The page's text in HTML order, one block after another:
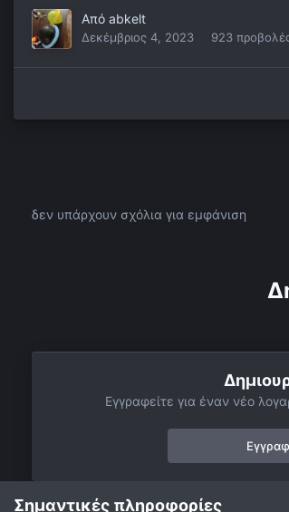
Από abkelt
Δεκέμβριος 4, 2023 923
δεν υπάρχουν σχόλια για εμφάνιση
Εγγραφείτε για έναν νέο
Σημαντικές πληροφορίες